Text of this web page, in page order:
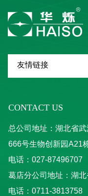
CONTACT US
总公司地址：湖北省
666号生物创新园A21
电话：027-87496707
葛店分公司地址：湖
电话：0711-3813758